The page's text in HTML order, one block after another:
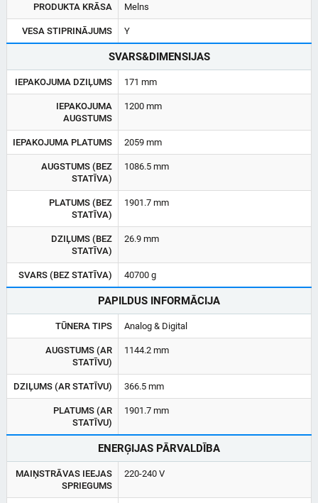
PRODUKTA KRĀSA Melns
VESA STIPRINĀJUMS Y
SVARS&DIMENSIJAS
IEPAKOJUMA DZIĻUMS 171 mm
IEPAKOJUMA
AUGSTUMS
1200 mm
IEPAKOJUMA PLATUMS 2059 mm
AUGSTUMS (BEZ
STATĪVA)
1086.5 mm
PLATUMS (BEZ
STATĪVA)
1901.7 mm
DZIĻUMS (BEZ
STATĪVA)
26.9 mm
SVARS (BEZ STATĪVA) 40700 g
PAPILDUS INFORMĀCIJA
TŪNERA TIPS Analog & Digital
AUGSTUMS (AR
STATĪVU)
1144.2 mm
DZIĻUMS (AR STATĪVU) 366.5 mm
PLATUMS (AR
STATĪVU)
1901.7 mm
ENERĢIJAS PĀRVALDĪBA
MAIŅSTRĀVAS IEEJAS
SPRIEGUMS
220-240 V